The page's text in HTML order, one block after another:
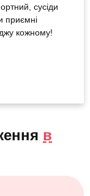
сусіди
приємні
кожному!
в